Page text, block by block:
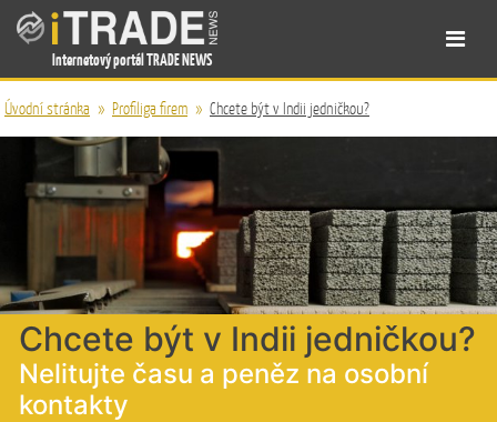
Internetový portál TRADE NEWS
Úvodní stránka » Profiliga firem » Chcete být v Indii jedničkou?
Chcete být v Indii jedničkou?
Nelitujte času a peněz na osobní
kontakty